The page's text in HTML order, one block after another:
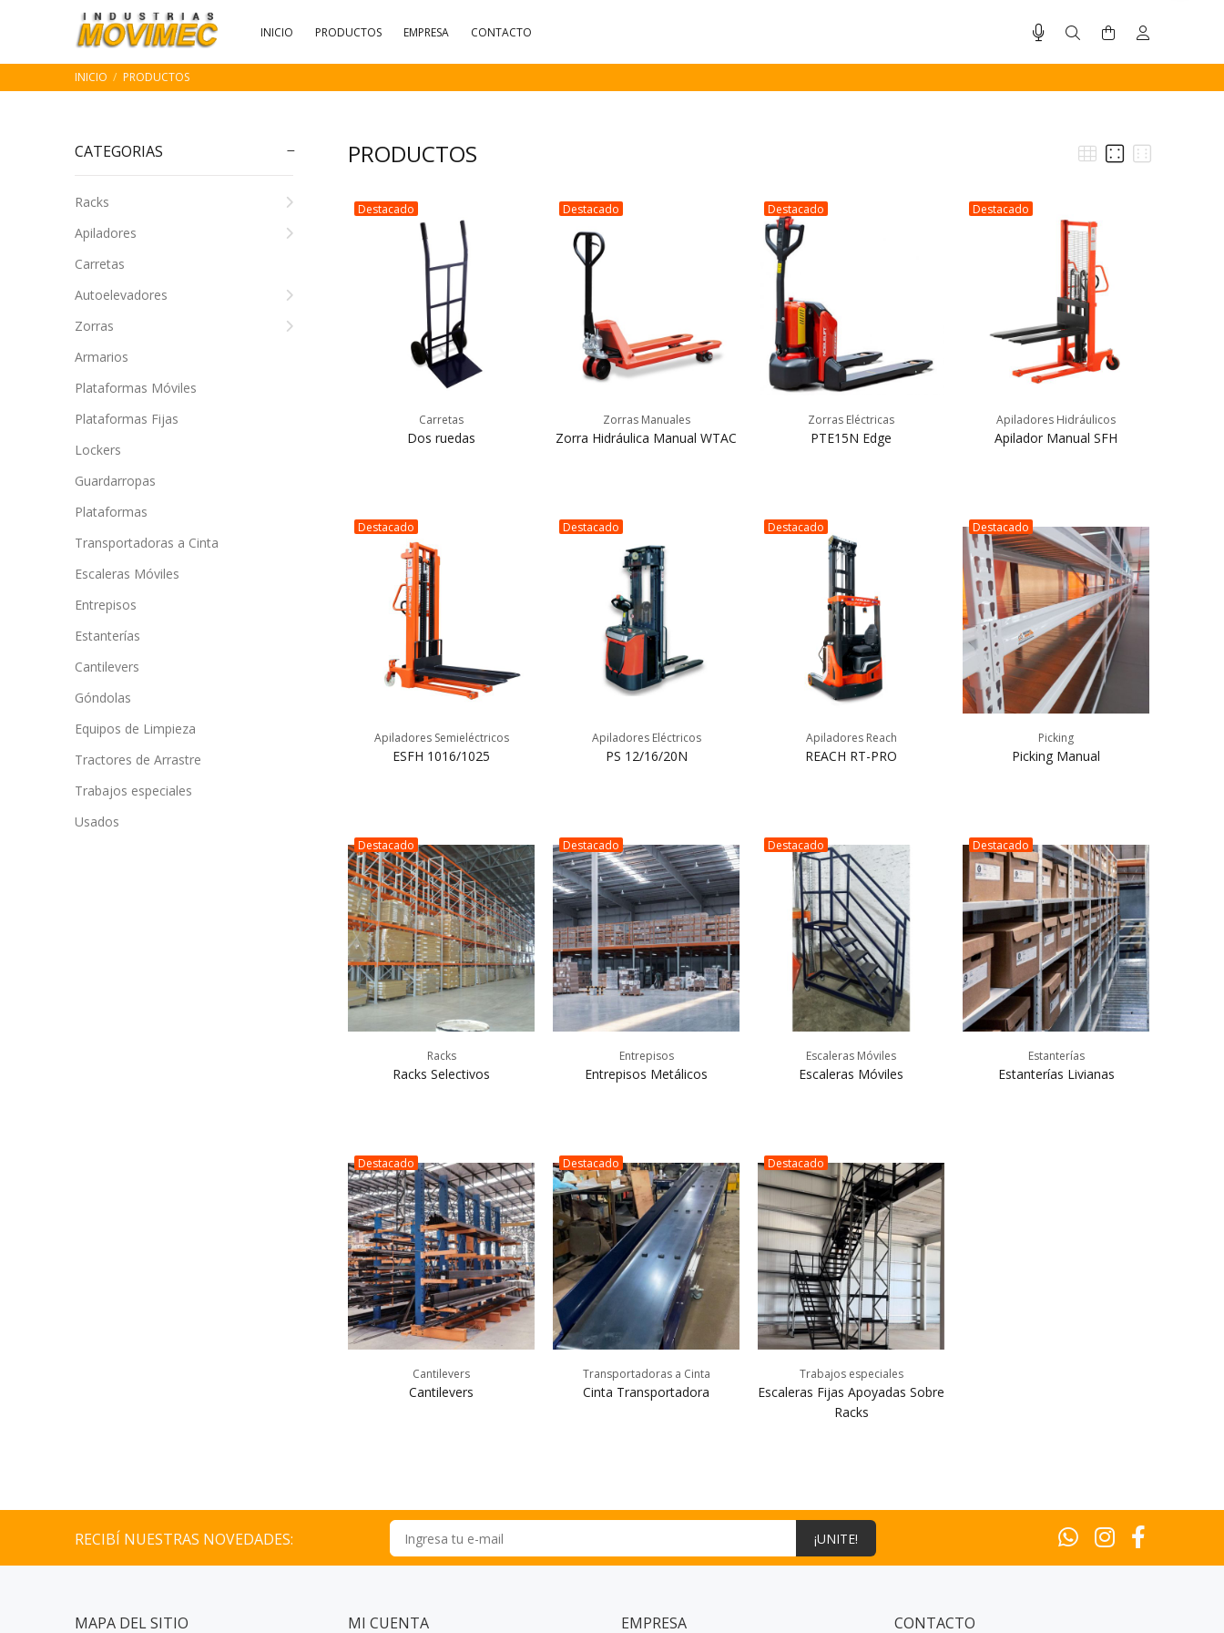
INICIO PRODUCTOS EMPRESA CONTACTO
INICIO PRODUCTOS
CATEGORIAS
Racks
Apiladores
Carretas
Autoelevadores
Zorras
Armarios
Plataformas Móviles
Plataformas Fijas
Lockers
Guardarropas
Plataformas
Transportadoras a Cinta
Escaleras Móviles
Entrepisos
Estanterías
Cantilevers
Góndolas
Equipos de Limpieza
Tractores de Arrastre
Trabajos especiales
Usados
PRODUCTOS
Destacado
Carretas
Dos ruedas
Destacado
Zorras Manuales
Zorra Hidráulica Manual WTAC
Destacado
Zorras Eléctricas
PTE15N Edge
Destacado
Apiladores Hidráulicos
Apilador Manual SFH
Destacado
Apiladores Semieléctricos
ESFH 1016/1025
Destacado
Apiladores Eléctricos
PS 12/16/20N
Destacado
Apiladores Reach
REACH RT-PRO
Destacado
Picking
Picking Manual
Destacado
Racks
Racks Selectivos
Destacado
Entrepisos
Entrepisos Metálicos
Destacado
Escaleras Móviles
Escaleras Móviles
Destacado
Estanterías
Estanterías Livianas
Destacado
Cantilevers
Cantilevers
Destacado
Transportadoras a Cinta
Cinta Transportadora
Destacado
Trabajos especiales
Escaleras Fijas Apoyadas Sobre
Racks
RECIBÍ NUESTRAS NOVEDADES: ¡UNITE!
MAPA DEL SITIO MI CUENTA EMPRESA CONTACTO